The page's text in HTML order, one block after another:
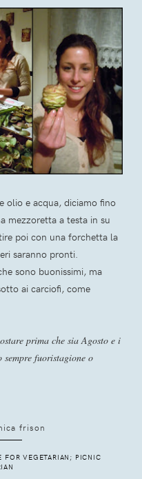
olio e acqua, diciamo fino
mezzoretta a testa in su
poi con una forchetta la
saranno pronti.
sono buonissimi, ma
ai carciofi, come
prima che sia Agosto e i
fuoristagione o
frison
FOR VEGETARIAN; PICNIC